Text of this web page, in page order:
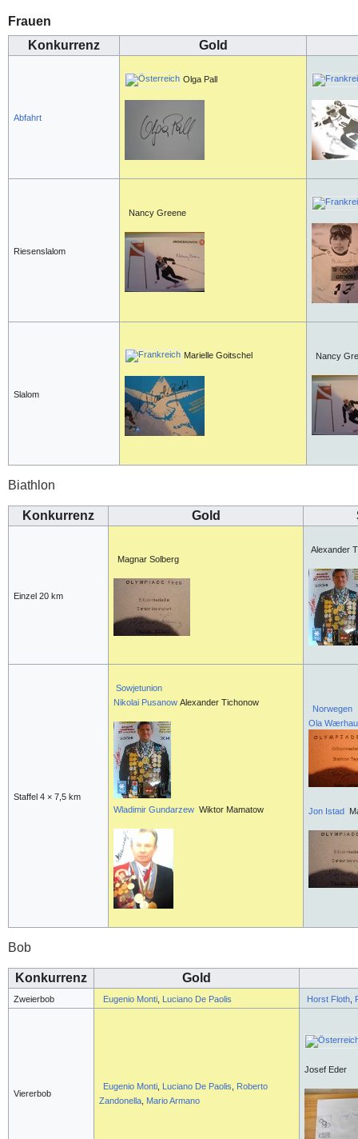
Frauen
Konkurrenz
Gold
Abfahrt
Olga Pall
Riesenslalom
Nancy Greene
Slalom
Marielle Goitschel Nancy
Biathlon
Konkurrenz Gold
Einzel 20 km
Magnar Solberg
Alexander
Staffel 4 × 7,5 km
Sowjetunion
Nikolai Pusanow Alexander Tichonow
Wladimir Gundarzew Wiktor Mamatow
Norwegen
Ola
Jon Istad
Bob
Konkurrenz Gold
Zweierbob Eugenio Monti Luciano De Paolis Horst Floth
Viererbob
Eugenio Monti Luciano De Paolis
Roberto
Zandonella Mario Armano
Josef Eder